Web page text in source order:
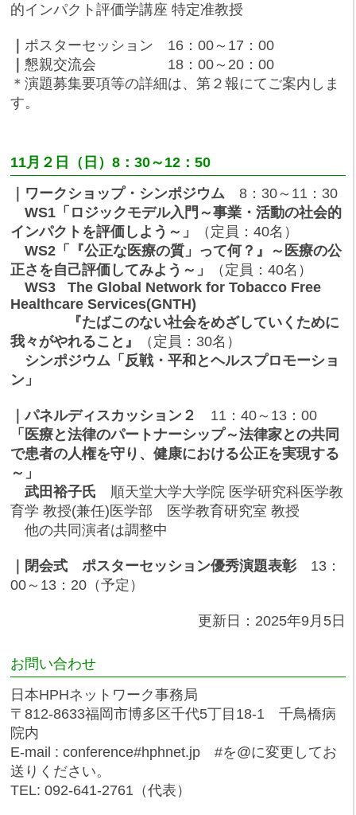
的インパクト評価学講座 特定准教授
ポスターセッション 16：00～17：00
｜懇親交流会 18：00～20：00
＊演題募集要項等の詳細は、第２報にてご案内しま
す。
11月２日（日）8：30～12：50
｜ワークショップ・シンポジウム8：30～11：30
WS1「ロジックモデル入門～事業・活動の社会的
インパクトを評価しよう～」
（定員：40名）
WS2「『公正な医療の質」って何？』～医療の公
正さを自己評価してみよう～」
（定員：40名）
WS3 The Global Network for Tobacco Free
Healthcare Services(GNTH)
『たばこのない社会をめざしていくために
我々がやれること』
（定員：30名）
シンポジウム「反戦・平和とヘルスプロモーショ
ン」
｜パネルディスカッション２
11：40～13：00
「医療と法律のパートナーシップ～法律家との共同
で患者の人権を守り、健康における公正を実現する
～」
武田裕子氏 順天堂大学大学院 医学研究科医学教
育学 教授(兼任)医学部 医学教育研究室 教授
他の共同演者は調整中
｜閉会式 ポスターセッション優秀演題表彰13：
00～13：20（予定）
更新日：2025年9月5日
お問い合わせ
日本HPHネットワーク事務局
〒812-8633福岡市博多区千代5丁目18-1 千鳥橋病
院内
E-mail : conference#hphnet.jp #を@に変更してお
送りください。
TEL: 092-641-2761（代表）